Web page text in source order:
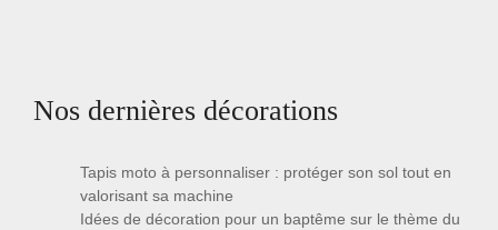
Nos dernières décorations
Tapis moto à personnaliser : protéger son sol tout en
valorisant sa machine
Idées de décoration pour un baptême sur le thème du